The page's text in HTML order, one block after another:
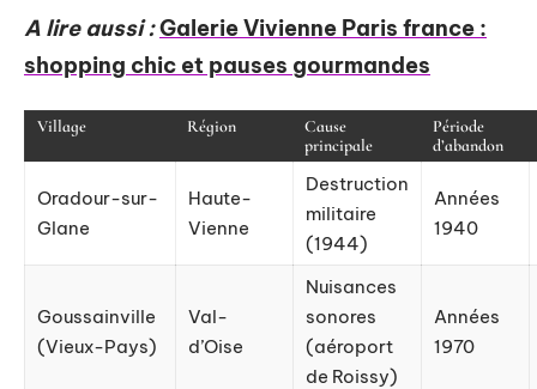
A lire aussi :Galerie Vivienne Paris france :
shopping chic et pauses gourmandes
Village Région
Cause
principale
Période
d’abandon
Oradour-sur-
Glane
Haute-
Vienne
Destruction
militaire
(1944)
Années
1940
Goussainville
(Vieux-Pays)
Val-
d’Oise
Nuisances
sonores
(aéroport
de Roissy)
Années
1970